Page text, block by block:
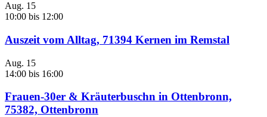
Aug. 15
10:00 bis 12:00
Auszeit vom Alltag, 71394 Kernen im Remstal
Aug. 15
14:00 bis 16:00
Frauen-30er & Kräuterbuschn in Ottenbronn,
75382, Ottenbronn